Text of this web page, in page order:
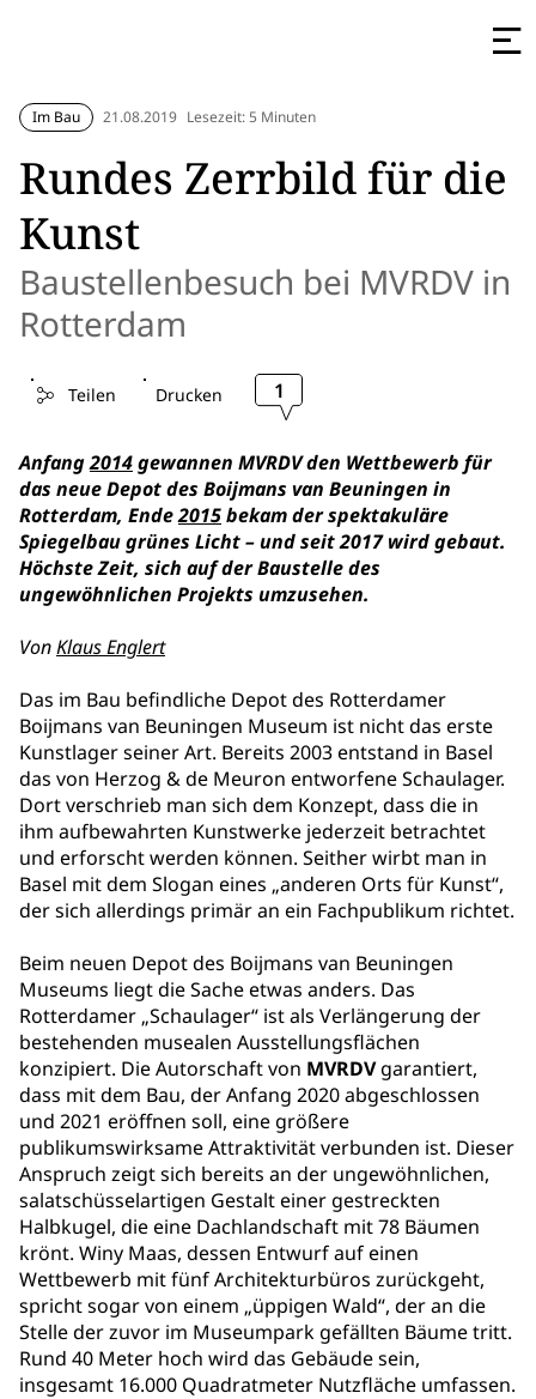
Im Bau 21.08.2019 Lesezeit: 5 Minuten
Rundes Zerrbild für die
Kunst
Baustellenbesuch bei MVRDV in
Rotterdam
Teilen Drucken 1
Anfang2014gewannen MVRDV den Wettbewerb für
das neue Depot des Boijmans van Beuningen in
Rotterdam, Ende2015bekam der spektakuläre
Spiegelbau grünes Licht – und seit 2017 wird gebaut.
Höchste Zeit, sich auf der Baustelle des
ungewöhnlichen Projekts umzusehen.
VonKlaus Englert
Das im Bau befindliche Depot des Rotterdamer
Boijmans van Beuningen Museum ist nicht das erste
Kunstlager seiner Art. Bereits 2003 entstand in Basel
das von Herzog & de Meuron entworfene Schaulager.
Dort verschrieb man sich dem Konzept, dass die in
ihm aufbewahrten Kunstwerke jederzeit betrachtet
und erforscht werden können. Seither wirbt man in
Basel mit dem Slogan eines „anderen Orts für Kunst“,
der sich allerdings primär an ein Fachpublikum richtet.
Beim neuen Depot des Boijmans van Beuningen
Museums liegt die Sache etwas anders. Das
Rotterdamer „Schaulager“ ist als Verlängerung der
bestehenden musealen Ausstellungsflächen
konzipiert. Die Autorschaft von MVRDVgarantiert,
dass mit dem Bau, der Anfang 2020 abgeschlossen
und 2021 eröffnen soll, eine größere
publikumswirksame Attraktivität verbunden ist. Dieser
Anspruch zeigt sich bereits an der ungewöhnlichen,
salatschüsselartigen Gestalt einer gestreckten
Halbkugel, die eine Dachlandschaft mit 78 Bäumen
krönt. Winy Maas, dessen Entwurf auf einen
Wettbewerb mit fünf Architekturbüros zurückgeht,
spricht sogar von einem „üppigen Wald“, der an die
Stelle der zuvor im Museumpark gefällten Bäume tritt.
Rund 40 Meter hoch wird das Gebäude sein,
insgesamt 16.000 Quadratmeter Nutzfläche umfassen.